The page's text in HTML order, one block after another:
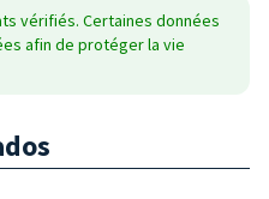
vérifiés. Certaines données
afin de protéger la vie